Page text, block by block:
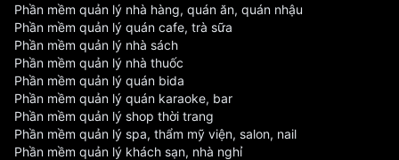
Phần mềm quản lý nhà hàng, quán ăn, quán nhậu
Phần mềm quản lý quán cafe, trà sữa
Phần mềm quản lý nhà sách
Phần mềm quản lý nhà thuốc
Phần mềm quản lý quán bida
Phần mềm quản lý quán karaoke, bar
Phần mềm quản lý shop thời trang
Phần mềm quản lý spa, thẩm mỹ viện, salon, nail
Phần mềm quản lý khách sạn, nhà nghỉ